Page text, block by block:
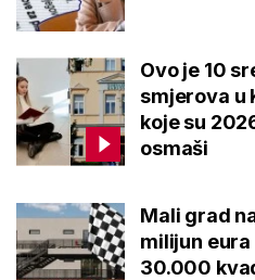
Ovo je 10
smjerova u
koje su
osmaši
Mali grad
milijun
30.000